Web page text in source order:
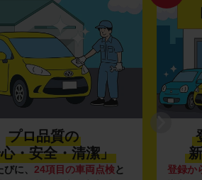
プロ品質の
・安全・清潔」
に、 24項目の車両点検と
登録か